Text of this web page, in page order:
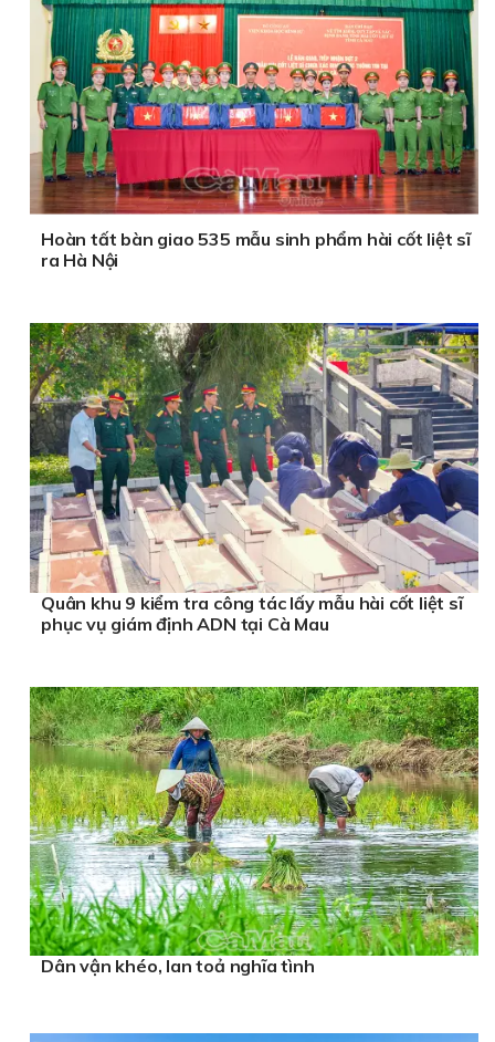
Hoàn tất bàn giao 535 mẫu sinh phẩm hài cốt liệt sĩ
ra Hà Nội
Quân khu 9 kiểm tra công tác lấy mẫu hài cốt liệt sĩ
phục vụ giám định ADN tại Cà Mau
Dân vận khéo, lan toả nghĩa tình